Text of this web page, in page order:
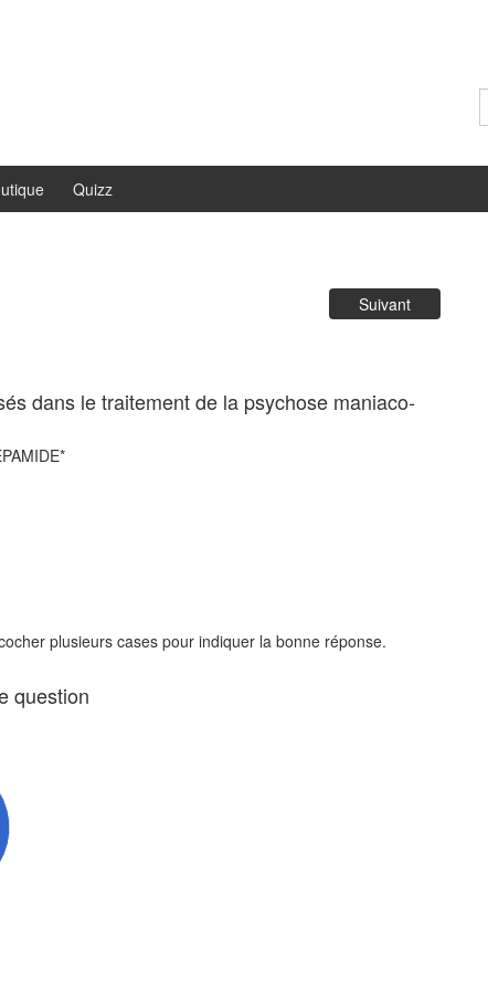
Quizz
Suivant
dans le traitement de la psychose maniaco-
plusieurs cases pour indiquer la bonne réponse.
question